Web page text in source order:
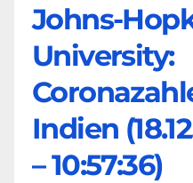
Johns-
University:
Indien
– 10:57:36)